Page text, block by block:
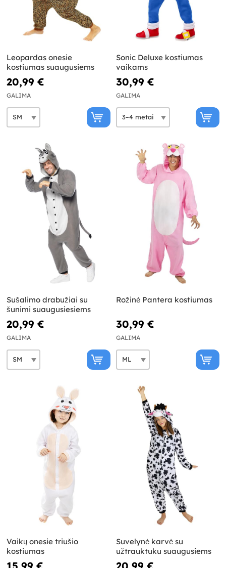
Leopardas onesie
kostiumas suaugusiems
20,99 €
GALIMA
Sonic Deluxe kostiumas
vaikams
30,99 €
GALIMA
Sušalimo drabužiai su
šunimi suaugusiesiems
20,99 €
GALIMA
Rožinė Pantera kostiumas
30,99 €
GALIMA
Vaikų onesie triušio
kostiumas
Suvelynė karvė su
užtrauktuku suaugusiems